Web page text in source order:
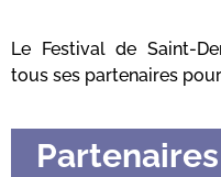
Le Festival de Saint-
tous ses partenaires